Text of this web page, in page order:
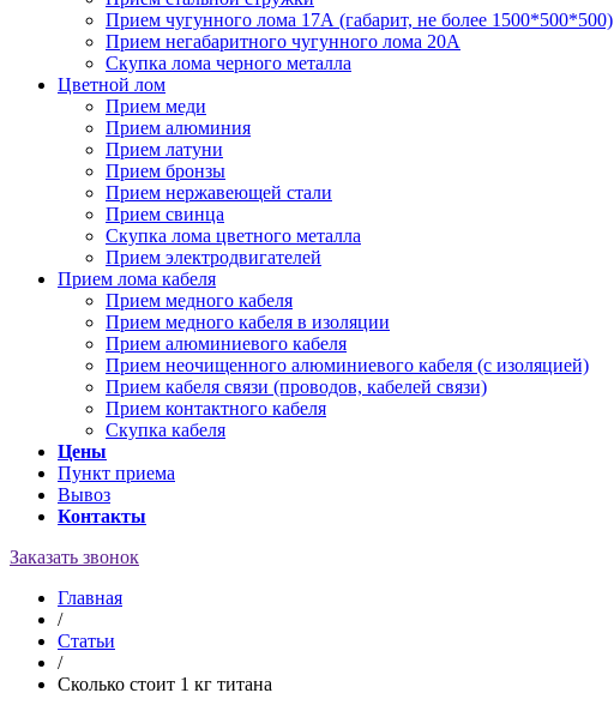
Прием чугунного лома 17А (габарит, не более 1500*500*500)
Прием негабаритного чугунного лома 20А
Скупка лома черного металла
Цветной лом
Прием меди
Прием алюминия
Прием латуни
Прием бронзы
Прием нержавеющей стали
Прием свинца
Скупка лома цветного металла
Прием электродвигателей
Прием лома кабеля
Прием медного кабеля
Прием медного кабеля в изоляции
Прием алюминиевого кабеля
Прием неочищенного алюминиевого кабеля (с изоляцией)
Прием кабеля связи (проводов, кабелей связи)
Прием контактного кабеля
Скупка кабеля
Цены
Пункт приема
Вывоз
Контакты
Заказать звонок
Главная
/
Статьи
/
Сколько стоит 1 кг титана